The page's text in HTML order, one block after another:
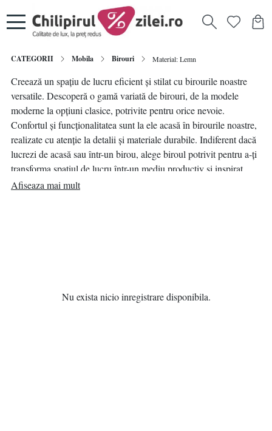
CATEGORII Mobila Birouri Material: Lemn
Creează un spațiu de lucru eficient și stilat cu birourile noastre
versatile. Descoperă o gamă variată de birouri, de la modele
moderne la opțiuni clasice, potrivite pentru orice nevoie.
Confortul și funcționalitatea sunt la ele acasă în birourile noastre,
realizate cu atenție la detalii și materiale durabile. Indiferent dacă
lucrezi de acasă sau într-un birou, alege biroul potrivit pentru a-ți
transforma spațiul de lucru într-un mediu productiv și inspirat.
Explorează acum opțiunile noastre online și adaugă un plus de
Afiseaza mai mult
Nu exista nicio inregistrare disponibila.